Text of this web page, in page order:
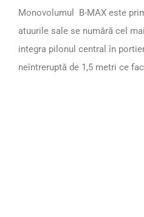
Monovolumul B-MAX este
atuurile sale se numără cel
integra pilonul central în
neîntreruptă de 1,5 metri ce